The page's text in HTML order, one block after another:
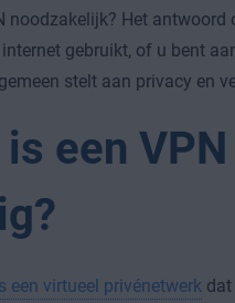
noodzakelijk? Het
gebruikt, of u bent
stelt aan privacy en
is een
een virtueel privénetwerkdat